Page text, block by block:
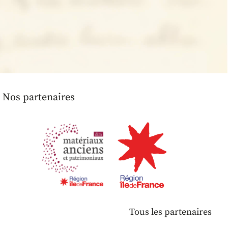
Nos partenaires
Tous les partenaires